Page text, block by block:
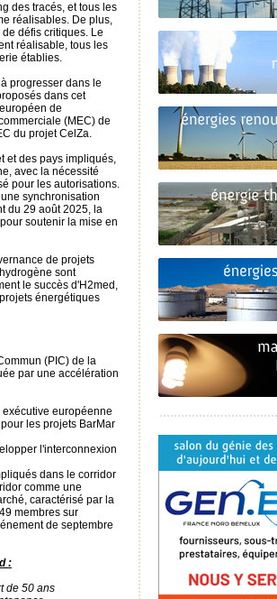
des tracés, et tous les
réalisables. De plus,
défis critiques. Le
réalisable, tous les
établies.
progresser dans le
dans cet
de
(MEC) de
du projet CelZa.
et des pays impliqués,
avec la nécessité
pour les autorisations.
synchronisation
du 29 août 2025, la
soutenir la mise en
de projets
sont
le succès d'H2med,
énergétiques
(PIC) de la
par une accélération
européenne
les projets BarMar
l'interconnexion
dans le corridor
comme une
caractérisé par la
membres sur
de septembre
:
de 50 ans